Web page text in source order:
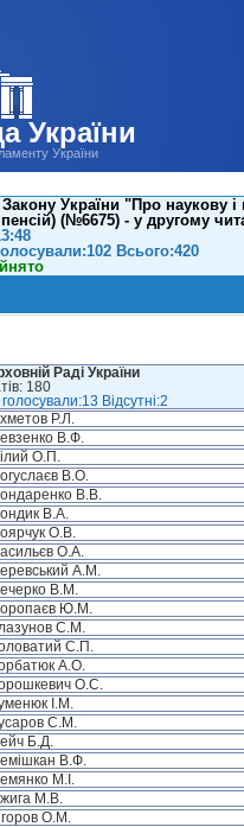
України
України
України "Про наукову
(№6675) - у другому
Всього:420
Раді України
180
Відсутні:2
Р.Л.
В.Ф.
О.П.
В.О.
В.В.
В.А.
О.В.
О.А.
А.М.
В.М.
Ю.М.
С.М.
С.П.
А.О.
О.С.
І.М.
С.М.
Б.Д.
В.Ф.
М.І.
М.В.
О.М.